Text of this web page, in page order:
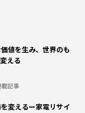
値を生み、世界のも
える
載記事
変えるー家電リサイ